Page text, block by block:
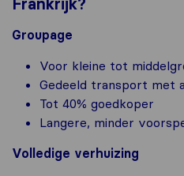
Frankrijk?
Groupage
Voor kleine tot
Gedeeld transport met
Tot 40% goedkoper
Langere, minder
Volledige verhuizing